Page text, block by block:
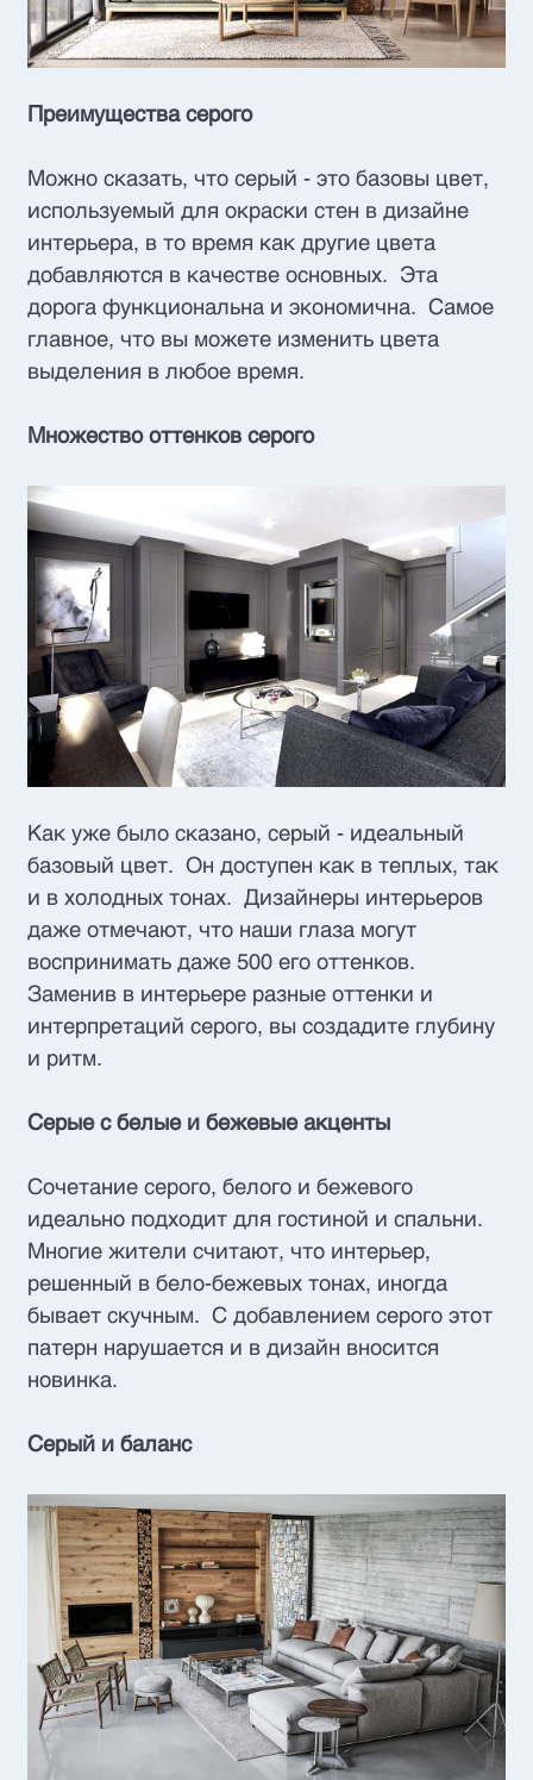
Преимущества серого
Можно сказать, что серый - это базовы цвет,
используемый для окраски стен в дизайне
интерьера, в то время как другие цвета
добавляются в качестве основных. Эта
дорога функциональна и экономична. Самое
главное, что вы можете изменить цвета
выделения в любое время.
Множество оттенков серого
Как уже было сказано, серый - идеальный
базовый цвет. Он доступен как в теплых, так
и в холодных тонах. Дизайнеры интерьеров
даже отмечают, что наши глаза могут
воспринимать даже 500 его оттенков.
Заменив в интерьере разные оттенки и
интерпретаций серого, вы создадите глубину
и ритм.
Серые с белые и бежевые акценты
Сочетание серого, белого и бежевого
идеально подходит для гостиной и спальни.
Многие жители считают, что интерьер,
решенный в бело-бежевых тонах, иногда
бывает скучным. С добавлением серого этот
патерн нарушается и в дизайн вносится
новинка.
Серый и баланс